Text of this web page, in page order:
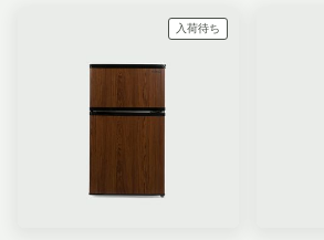
入荷待ち